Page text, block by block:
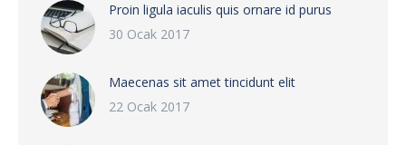
Proin ligula iaculis quis ornare id purus
30 Ocak 2017
Maecenas sit amet tincidunt elit
22 Ocak 2017